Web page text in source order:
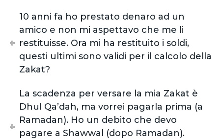
10 anni fa ho prestato denaro ad un
amico e non mi aspettavo che me li
restituisse. Ora mi ha restituito i soldi,
questi ultimi sono validi per il calcolo della
Zakat?
La scadenza per versare la mia Zakat è
Dhul Qa’dah, ma vorrei pagarla prima (a
Ramadan). Ho un debito che devo
pagare a Shawwal (dopo Ramadan).